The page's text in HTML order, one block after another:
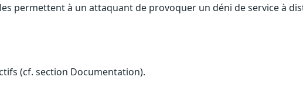
permettent à un attaquant de provoquer un déni de service à
(cf. section Documentation).